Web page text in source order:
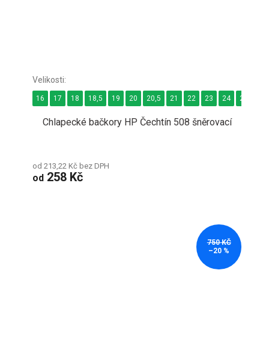
Chlapecké bačkory HP Čechtín 508 šněrovací
od 213,22 Kč bez DPH
od 258 Kč
16 17 18 18,5 19 20 20,5 21 22 23 24 24,5
750 KČ
–20 %